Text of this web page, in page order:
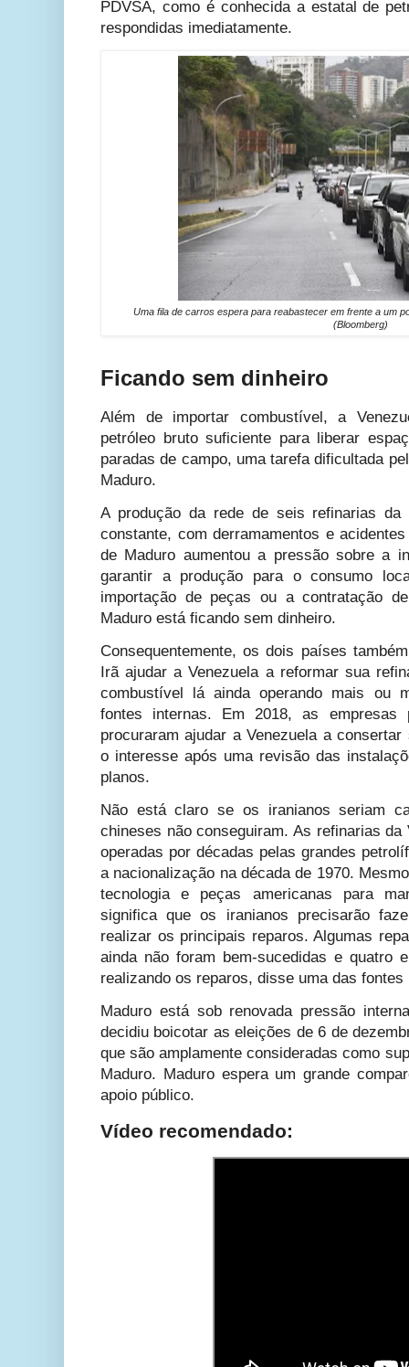
PDVSA, como é conhecida a estatal de
respondidas imediatamente.
Uma fila de carros espera para reabastecer em frente a um
(Bloomberg)
Ficando sem dinheiro
Além de importar combustível, a
petróleo bruto suficiente para liberar
paradas de campo, uma tarefa dificultada
Maduro.
A produção da rede de seis refinarias da
constante, com derramamentos e
de Maduro aumentou a pressão sobre a
garantir a produção para o consumo
importação de peças ou a contratação
Maduro está ficando sem dinheiro.
Consequentemente, os dois países
Irã ajudar a Venezuela a reformar sua
combustível lá ainda operando mais ou
fontes internas. Em 2018, as empresas
procuraram ajudar a Venezuela a
o interesse após uma revisão das
planos.
Não está claro se os iranianos seriam
chineses não conseguiram. As refinarias
operadas por décadas pelas grandes
a nacionalização na década de 1970.
tecnologia e peças americanas para
significa que os iranianos precisarão
realizar os principais reparos. Algumas
ainda não foram bem-sucedidas e quatro
realizando os reparos, disse uma das fontes
Maduro está sob renovada pressão
decidiu boicotar as eleições de 6 de
que são amplamente consideradas como
Maduro. Maduro espera um grande
apoio público.
Vídeo recomendado: